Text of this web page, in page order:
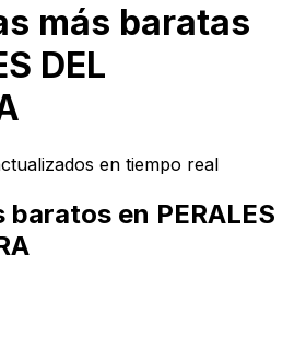
más baratas
DEL
en tiempo real
baratos en PERALES